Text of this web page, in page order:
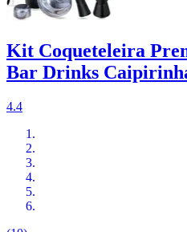
Kit Coqueteleira
Bar Drinks
4.4